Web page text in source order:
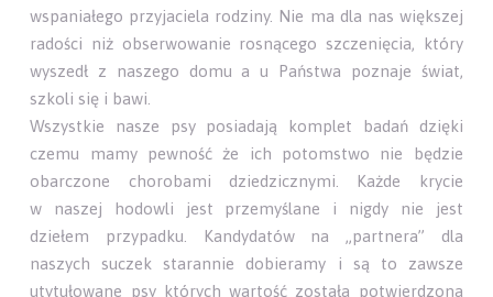
wspaniałego przyjaciela rodziny. Nie ma dla nas większej
radości niż obserwowanie rosnącego szczenięcia, który
wyszedł z naszego domu a u Państwa poznaje świat,
szkoli się i bawi.
Wszystkie nasze psy posiadają komplet badań dzięki
czemu mamy pewność że ich potomstwo nie będzie
obarczone chorobami dziedzicznymi. Każde krycie
w naszej hodowli jest przemyślane i nigdy nie jest
dziełem przypadku. Kandydatów na „partnera” dla
naszych suczek starannie dobieramy i są to zawsze
utytułowane psy których wartość została potwierdzona